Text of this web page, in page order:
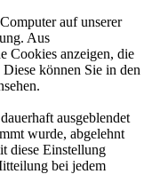
auf unserer
Aus
Cookies anzeigen, die
können Sie in den
ausgeblendet
wurde, abgelehnt
diese Einstellung
bei jedem